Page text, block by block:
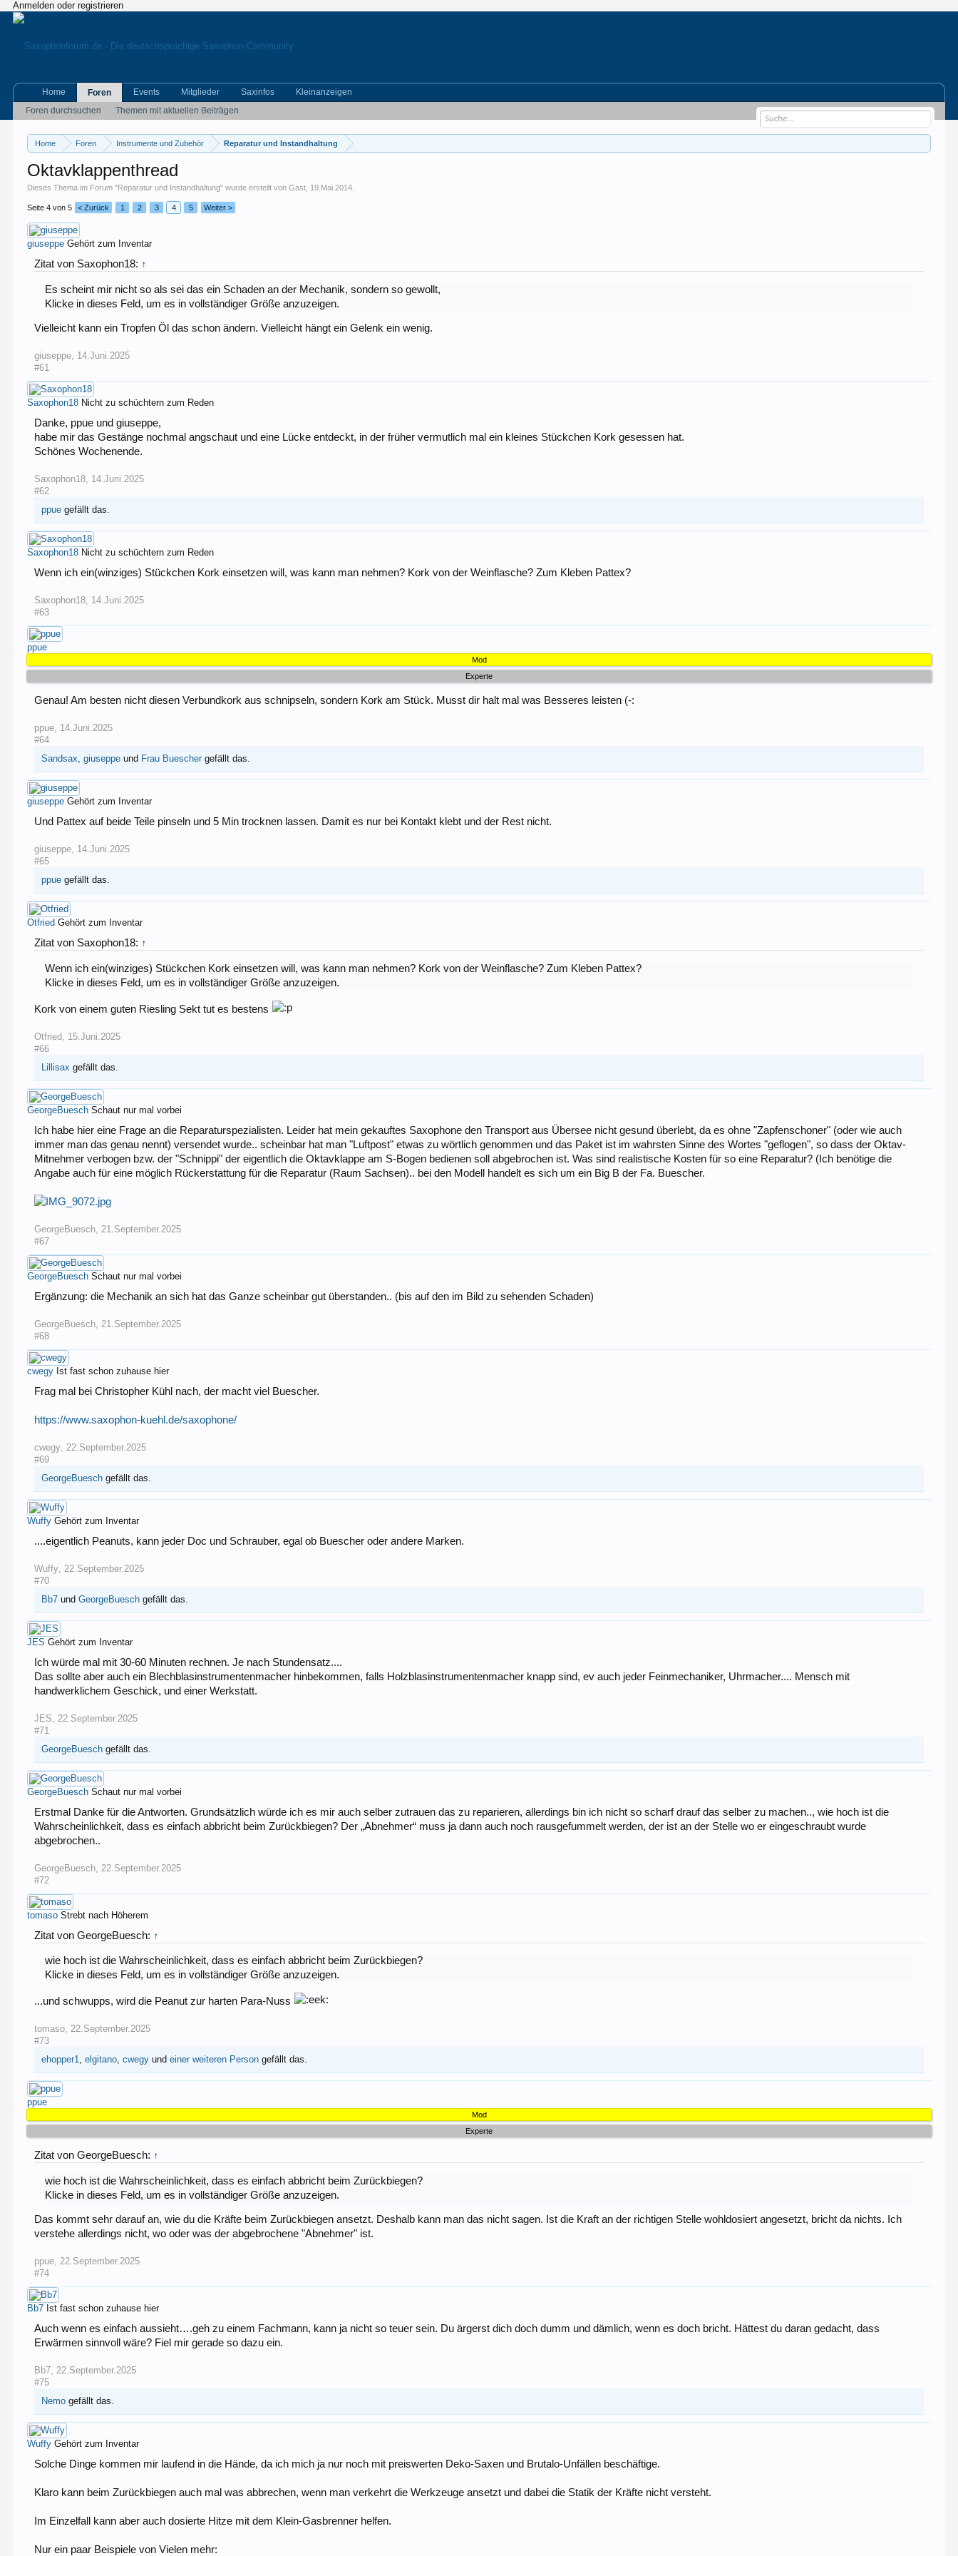
Anmelden oder registrieren
Home Foren Instrumente und Zubehör Reparatur und Instandhaltung
Oktavklappenthread
Dieses Thema im Forum "Reparatur und Instandhaltung" wurde erstellt vonGast 19.Mai.2014
Seite 4 von 5 < Zurück 1 2 3 4 5 Weiter >
giuseppe Gehört zum Inventar
Zitat von Saxophon18: ↑
Es scheint mir nicht so als sei das ein Schaden an der Mechanik, sondern so gewollt,
Klicke in dieses Feld, um es in vollständiger Größe anzuzeigen.
Vielleicht kann ein Tropfen Öl das schon ändern. Vielleicht hängt ein Gelenk ein wenig.
giuseppe, 14.Juni.2025
#61
Saxophon18 Nicht zu schüchtern zum Reden
Danke, ppue und giuseppe,
habe mir das Gestänge nochmal angschaut und eine Lücke entdeckt, in der früher vermutlich mal ein kleines Stückchen Kork gesessen hat.
Schönes Wochenende.
Saxophon18, 14.Juni.2025
#62
ppue gefällt das.
Saxophon18 Nicht zu schüchtern zum Reden
Wenn ich ein(winziges) Stückchen Kork einsetzen will, was kann man nehmen? Kork von der Weinflasche? Zum Kleben Pattex?
Saxophon18, 14.Juni.2025
#63
ppue
Mod
Experte
Genau! Am besten nicht diesen Verbundkork aus schnipseln, sondern Kork am Stück. Musst dir halt mal was Besseres leisten (-:
ppue, 14.Juni.2025
#64
Sandsax,giuseppe und Frau Buescher gefällt das.
giuseppe Gehört zum Inventar
Und Pattex auf beide Teile pinseln und 5 Min trocknen lassen. Damit es nur bei Kontakt klebt und der Rest nicht.
giuseppe, 14.Juni.2025
#65
ppue gefällt das.
Otfried Gehört zum Inventar
Zitat von Saxophon18: ↑
Wenn ich ein(winziges) Stückchen Kork einsetzen will, was kann man nehmen? Kork von der Weinflasche? Zum Kleben Pattex?
Klicke in dieses Feld, um es in vollständiger Größe anzuzeigen.
Kork von einem guten Riesling Sekt tut es bestens
Otfried 15.Juni.2025
#66
Lillisax gefällt das.
GeorgeBuesch Schaut nur mal vorbei
Ich habe hier eine Frage an die Reparaturspezialisten. Leider hat mein gekauftes Saxophone den Transport aus Übersee nicht gesund überlebt, da es ohne "Zapfenschoner" (oder wie auch
immer man das genau nennt) versendet wurde.. scheinbar hat man "Luftpost" etwas zu wörtlich genommen und das Paket ist im wahrsten Sinne des Wortes "geflogen", so dass der Oktav-
Mitnehmer verbogen bzw. der "Schnippi" der eigentlich die Oktavklappe am S-Bogen bedienen soll abgebrochen ist. Was sind realistische Kosten für so eine Reparatur? (Ich benötige die
Angabe auch für eine möglich Rückerstattung für die Reparatur (Raum Sachsen).. bei den Modell handelt es sich um ein Big B der Fa. Buescher.
GeorgeBuesch 21.September.2025
#67
GeorgeBuesch Schaut nur mal vorbei
Ergänzung: die Mechanik an sich hat das Ganze scheinbar gut überstanden.. (bis auf den im Bild zu sehenden Schaden)
GeorgeBuesch 21.September.2025
#68
cwegy Ist fast schon zuhause hier
Frag mal bei Christopher Kühl nach, der macht viel Buescher.
https://www.saxophon-kuehl.de/saxophone/
cwegy 22.September.2025
#69
GeorgeBuesch gefällt das.
Wuffy Gehört zum Inventar
....eigentlich Peanuts, kann jeder Doc und Schrauber, egal ob Buescher oder andere Marken.
Wuffy 22.September.2025
#70
Bb7 undGeorgeBuesch gefällt das.
JES Gehört zum Inventar
Ich würde mal mit 30-60 Minuten rechnen. Je nach Stundensatz....
Das sollte aber auch ein Blechblasinstrumentenmacher hinbekommen, falls Holzblasinstrumentenmacher knapp sind, ev auch jeder Feinmechaniker, Uhrmacher.... Mensch mit
handwerklichem Geschick, und einer Werkstatt.
JES
22.September.2025
#71
GeorgeBuesch gefällt das.
GeorgeBuesch Schaut nur mal vorbei
Erstmal Danke für die Antworten. Grundsätzlich würde ich es mir auch selber zutrauen das zu reparieren, allerdings bin ich nicht so scharf drauf das selber zu machen.., wie hoch ist die
Wahrscheinlichkeit, dass es einfach abbricht beim Zurückbiegen? Der „Abnehmer“ muss ja dann auch noch rausgefummelt werden, der ist an der Stelle wo er eingeschraubt wurde
abgebrochen..
GeorgeBuesch 22.September.2025
#72
tomaso Strebt nach Höherem
Zitat von GeorgeBuesch: ↑
wie hoch ist die Wahrscheinlichkeit, dass es einfach abbricht beim Zurückbiegen?
Klicke in dieses Feld, um es in vollständiger Größe anzuzeigen.
...und schwupps, wird die Peanut zur harten Para-Nuss
tomaso 22.September.2025
#73
ehopper1
,elgitano ,cwegy undeiner weiteren Person gefällt das.
ppue
Mod
Experte
Zitat von GeorgeBuesch: ↑
wie hoch ist die Wahrscheinlichkeit, dass es einfach abbricht beim Zurückbiegen?
Klicke in dieses Feld, um es in vollständiger Größe anzuzeigen.
Das kommt sehr darauf an, wie du die Kräfte beim Zurückbiegen ansetzt. Deshalb kann man das nicht sagen. Ist die Kraft an der richtigen Stelle wohldosiert angesetzt, bricht da nichts. Ich
verstehe allerdings nicht, wo oder was der abgebrochene "Abnehmer" ist.
ppue, 22.September.2025
#74
Bb7 Ist fast schon zuhause hier
Auch wenn es einfach aussieht….geh zu einem Fachmann, kann ja nicht so teuer sein. Du ärgerst dich doch dumm und dämlich, wenn es doch bricht. Hättest du daran gedacht, dass
Erwärmen sinnvoll wäre? Fiel mir gerade so dazu ein.
Bb7, 22.September.2025
#75
Nemo gefällt das.
Wuffy Gehört zum Inventar
Solche Dinge kommen mir laufend in die Hände, da ich mich ja nur noch mit preiswerten Deko-Saxen und Brutalo-Unfällen beschäftige.
Klaro kann beim Zurückbiegen auch mal was abbrechen, wenn man verkehrt die Werkzeuge ansetzt und dabei die Statik der Kräfte nicht versteht.
Im Einzelfall kann aber auch dosierte Hitze mit dem Klein-Gasbrenner helfen.
Nur ein paar Beispiele von Vielen mehr:
Home
Foren
Foren durchsuchen
Themen mit aktuellen Beiträgen
Events Mitglieder Saxinfos Kleinanzeigen